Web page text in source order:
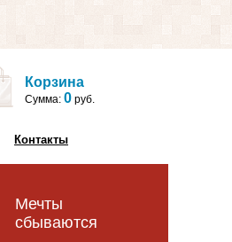
Корзина
Сумма: 0 руб.
Контакты
Мечты
сбываются